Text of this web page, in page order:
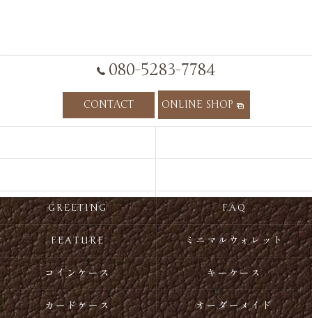
080-5283-7784
CONTACT ONLINE SHOP
GREETING FAQ
FEATURE ミニマルウォレット
コインケース キーケース
カードケース オーダーメイド